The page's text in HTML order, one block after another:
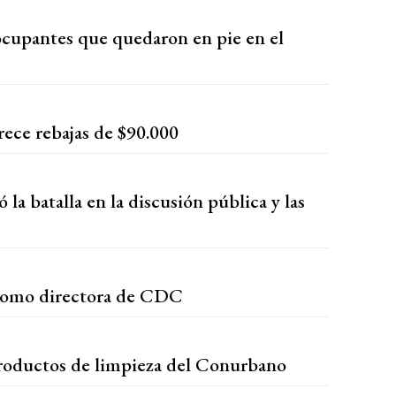
que quedaron en pie en el
rebajas de $90.000
batalla en la discusión pública y las
directora de CDC
de limpieza del Conurbano